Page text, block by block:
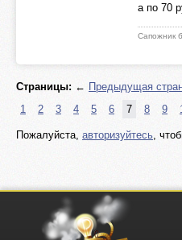
а по 70
Сапожник
Страницы: ← Предыдущая
1
2 3 4 5 6 7 8 9
Пожалуйста, авторизуйтесь,